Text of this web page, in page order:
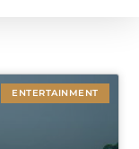
ENTERTAINMENT